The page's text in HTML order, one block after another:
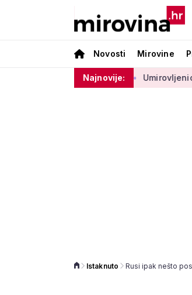
Novosti Mirovine
Najnovije:
Umirovljenica Mina na
Istaknuto